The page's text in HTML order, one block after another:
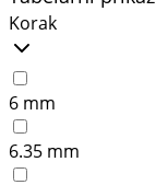
Korak
6 mm
6.35 mm